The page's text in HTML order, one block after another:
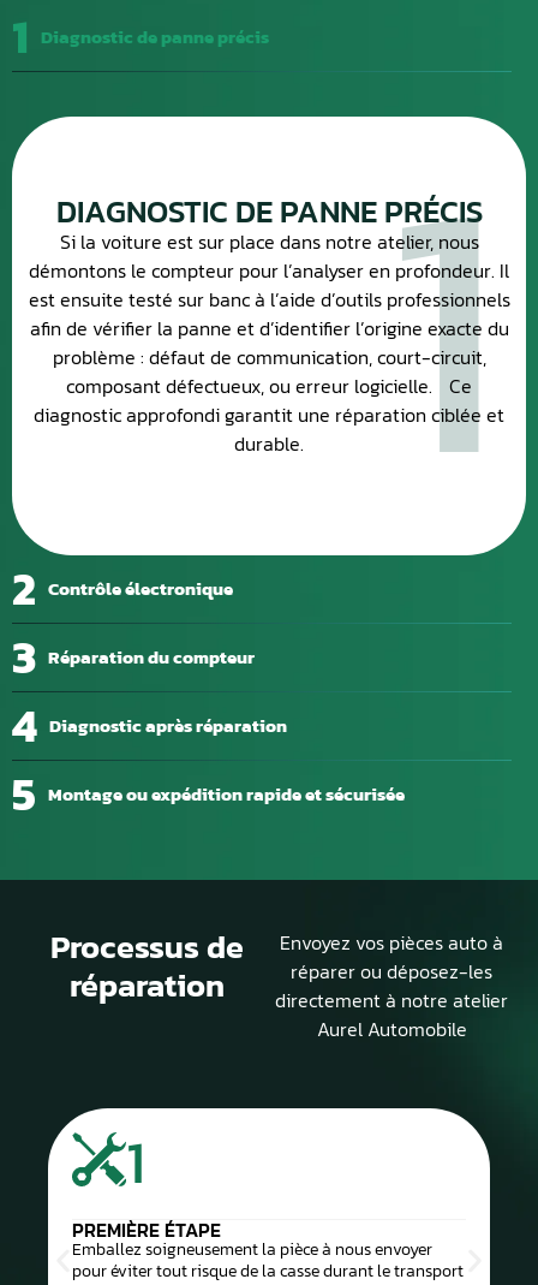
1 Diagnostic de panne précis
2 Contrôle électronique
3 Réparation du compteur
4 Diagnostic après réparation
5 Montage ou expédition rapide et sécurisée
1
DIAGNOSTIC DE PANNE PRÉCIS
Si la voiture est sur place dans notre atelier, nous
démontons le compteur pour l’analyser en profondeur. Il
est ensuite testé sur banc à l’aide d’outils professionnels
afin de vérifier la panne et d’identifier l’origine exacte du
problème : défaut de communication, court-circuit,
composant défectueux, ou erreur logicielle. Ce
diagnostic approfondi garantit une réparation ciblée et
durable.
Processus de
réparation
Envoyez vos pièces auto à
réparer ou déposez-les
directement à notre atelier
Aurel Automobile
1
PREMIÈRE ÉTAPE
Emballez soigneusement la pièce à nous envoyer
pour éviter tout risque de la casse durant le transport